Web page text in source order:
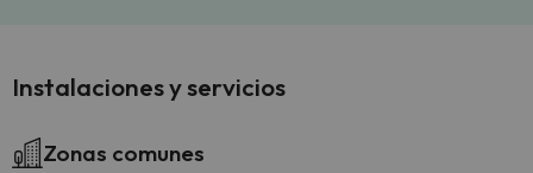
Instalaciones y servicios
Zonas comunes